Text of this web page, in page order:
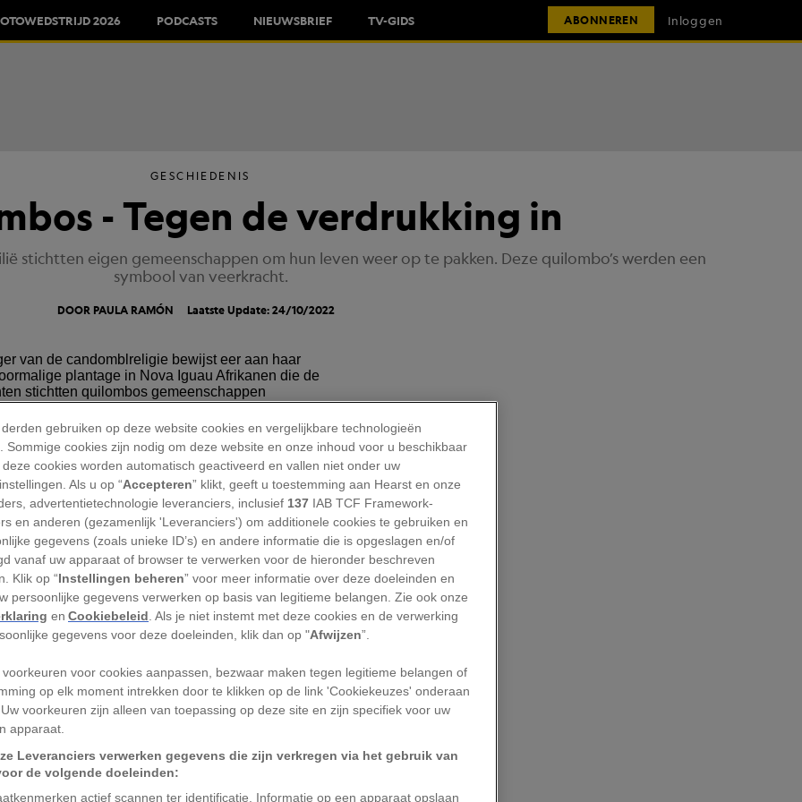
2026 PODCASTS NIEUWSBRIEF TV-GIDS ABONNEREN Inloggen
GESCHIEDENIS
- Tegen de verdrukking in
stichtten eigen gemeenschappen om hun leven weer op te pakken. Deze quilombo’s werden een
symbool van veerkracht.
DOOR PAULA RAMÓN Laatste Update: 24/10/2022
in het oosten van Brazilië, in een
door Afrikaanse vrouwen die de
werd de 56-jarige Silva in haar
op het westelijk halfrond dat de
slachtoffer van discriminatie – en soms
met doodsbedreigingen. Vaak
woonplaats; ze hadden het gemunt
ze woonde, een van de duizenden
werden gesticht door mensen die de
moesten verrichten waren ontvlucht.
gebruiken op deze website cookies en vergelijkbare technologieën
Sommige cookies zijn nodig om deze website en onze inhoud voor u beschikbaar
cookies worden automatisch geactiveerd en vallen niet onder uw
Als u op “Accepteren” klikt, geeft u toestemming aan Hearst en onze
advertentietechnologie leveranciers, inclusief 137 IAB TCF Framework-
en anderen (gezamenlijk 'Leveranciers') om additionele cookies te gebruiken en
gegevens (zoals unieke ID’s) en andere informatie die is opgeslagen en/of
vanaf uw apparaat of browser te verwerken voor de hieronder beschreven
Klik op “Instellingen beheren” voor meer informatie over deze doeleinden en
persoonlijke gegevens verwerken op basis van legitieme belangen. Zie ook onze
enCookiebeleid . Als je niet instemt met deze cookies en de verwerking
gegevens voor deze doeleinden, klik dan op "Afwijzen”.
voorkeuren voor cookies aanpassen, bezwaar maken tegen legitieme belangen of
op elk moment intrekken door te klikken op de link 'Cookiekeuzes' onderaan
voorkeuren zijn alleen van toepassing op deze site en zijn specifiek voor uw
apparaat.
Leveranciers verwerken gegevens die zijn verkregen via het gebruik van
de volgende doeleinden:
actief scannen ter identificatie. Informatie op een apparaat opslaan